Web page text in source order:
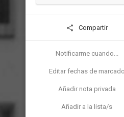
Compartir
Notificarme cuando...
Editar fechas de marcado
Añadir nota privada
Añadir a la lista/s